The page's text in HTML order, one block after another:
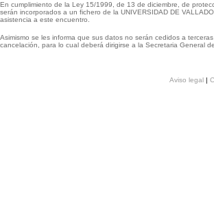
En cumplimiento de la Ley 15/1999, de 13 de diciembre, de
serán incorporados a un fichero de la UNIVERSIDAD DE
asistencia a este encuentro.
Asimismo se les informa que sus datos no serán cedidos a
cancelación, para lo cual deberá dirigirse a la Secretaria General
Aviso legal |